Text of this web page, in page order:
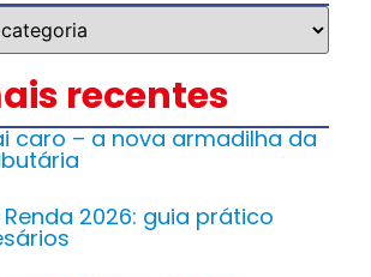
recentes
caro – a nova armadilha da
2026: guia prático